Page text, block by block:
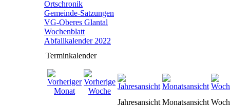
Ortschronik
Gemeinde-Satzungen
VG-Oberes Glantal
Wochenblatt
Abfallkalender 2022
Terminkalender
Jahresansicht Monatsansicht